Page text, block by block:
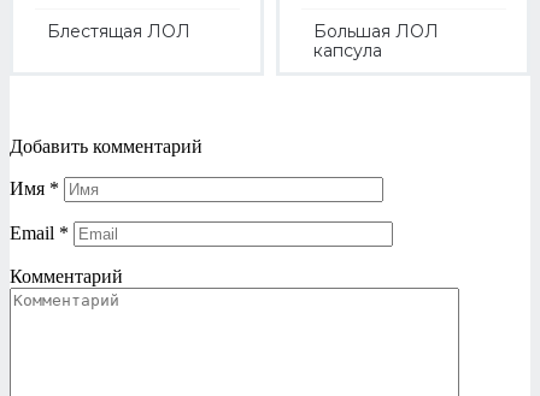
Блестящая ЛОЛ
Большая ЛОЛ
капсула
Добавить комментарий
Имя *
Email *
Комментарий